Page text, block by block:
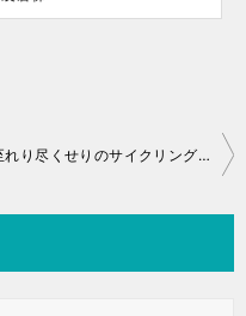
至れり尽くせりのサイクリングツアープランがJTBから登場